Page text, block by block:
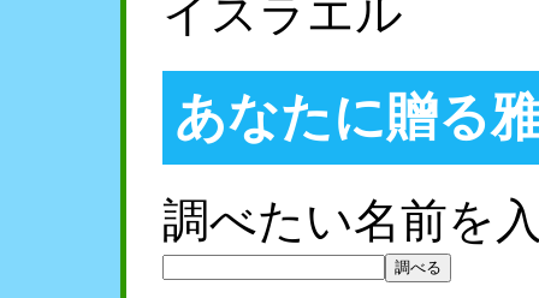
イスラエル
あなたに贈る
調べたい名前を